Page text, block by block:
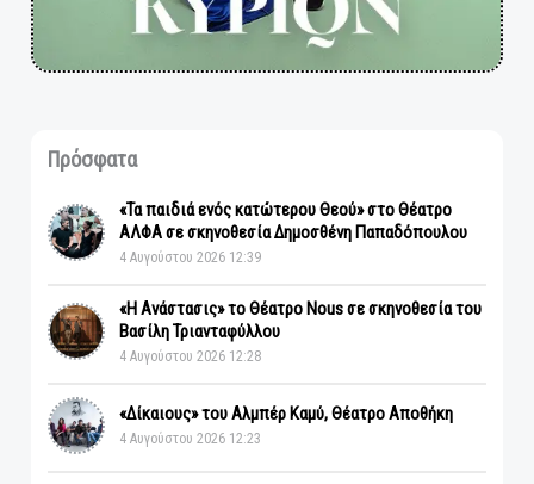
Πρόσφατα
«Τα παιδιά ενός κατώτερου Θεού» στο Θέατρο
ΑΛΦΑ σε σκηνοθεσία Δημοσθένη Παπαδόπουλου
4 Αυγούστου 2026 12:39
«Η Ανάστασις» το Θέατρο Nous σε σκηνοθεσία του
Βασίλη Τριανταφύλλου
4 Αυγούστου 2026 12:28
«Δίκαιους» του Αλμπέρ Καμύ, Θέατρο Αποθήκη
4 Αυγούστου 2026 12:23